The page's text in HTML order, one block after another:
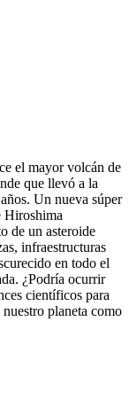
el mayor volcán de
que llevó a la
Un nueva súper
Hiroshima
de un asteroide
infraestructuras
en todo el
¿Podría ocurrir
científicos para
planeta como